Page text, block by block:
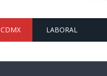
CDMX LABORAL